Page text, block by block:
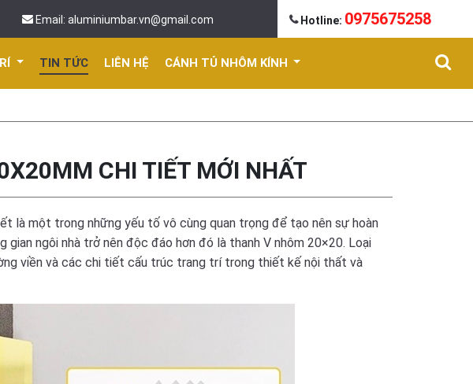
Email: aluminiumbar.vn@gmail.com Hotline: 0975675258
TIN TỨC LIÊN HỆ CÁNH TỦ NHÔM KÍNH
CHI TIẾT MỚI NHẤT
là một trong những yếu tố vô cùng quan trọng để tạo nên sự hoàn
gian ngôi nhà trở nên độc đáo hơn đó là thanh V nhôm 20×20. Loại
viền và các chi tiết cấu trúc trang trí trong thiết kế nội thất và